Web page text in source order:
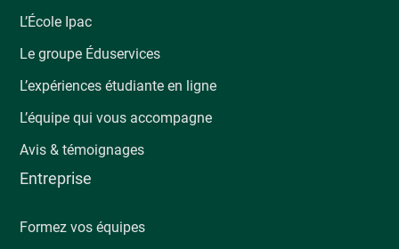
L’École Ipac
Le groupe Éduservices
L’expériences étudiante en ligne
L’équipe qui vous accompagne
Avis & témoignages
Entreprise
Formez vos équipes